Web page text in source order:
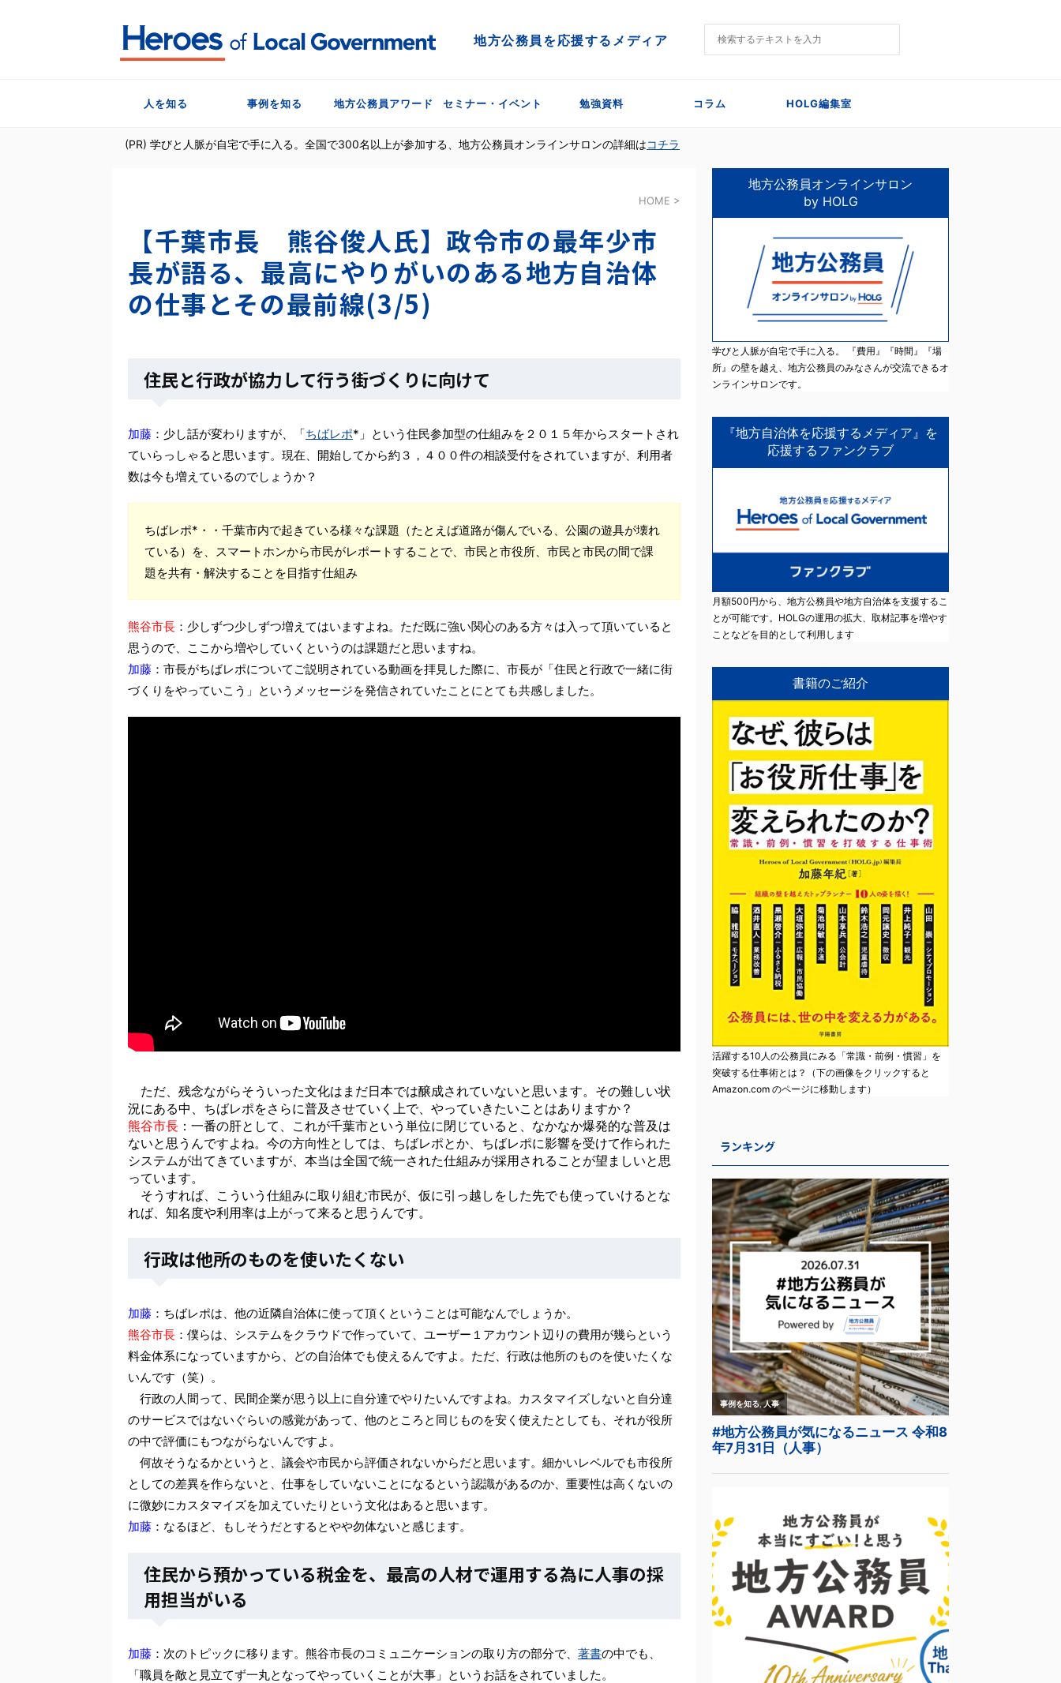
地方公務員を応援するメディア
人を知る 事例を知る 地方公務員アワード セミナー・イベント 勉強資料 コラム HOLG編集室
(PR) 学びと人脈が自宅で手に入る。全国で300名以上が参加する、地方公務員オンラインサロンの詳細はコチラ
HOME >
【千葉市長 熊谷俊人氏】政令市の最年少市
長が語る、最高にやりがいのある地方自治体
の仕事とその最前線(3/5)
住民と行政が協力して行う街づくりに向けて
加藤 ：少し話が変わりますが、「ちばレポ*」という住民参加型の仕組みを２０１５年からスタートされ
ていらっしゃると思います。現在、開始してから約３，４００件の相談受付をされていますが、利用者
数は今も増えているのでしょうか？
ちばレポ*・・千葉市内で起きている様々な課題（たとえば道路が傷んでいる、公園の遊具が壊れ
ている）を、スマートホンから市民がレポートすることで、市民と市役所、市民と市民の間で課
題を共有・解決することを目指す仕組み
熊谷市長 ：少しずつ少しずつ増えてはいますよね。ただ既に強い関心のある方々は入って頂いていると
思うので、ここから増やしていくというのは課題だと思いますね。
加藤 ：市長がちばレポについてご説明されている動画を拝見した際に、市長が「住民と行政で一緒に街
づくりをやっていこう」というメッセージを発信されていたことにとても共感しました。
ただ、残念ながらそういった文化はまだ日本では醸成されていないと思います。その難しい状
況にある中、ちばレポをさらに普及させていく上で、やっていきたいことはありますか？
熊谷市長 ：一番の肝として、これが千葉市という単位に閉じていると、なかなか爆発的な普及は
ないと思うんですよね。今の方向性としては、ちばレポとか、ちばレポに影響を受けて作られた
システムが出てきていますが、本当は全国で統一された仕組みが採用されることが望ましいと思
っています。
そうすれば、こういう仕組みに取り組む市民が、仮に引っ越しをした先でも使っていけるとな
れば、知名度や利用率は上がって来ると思うんです。
行政は他所のものを使いたくない
加藤 ：ちばレポは、他の近隣自治体に使って頂くということは可能なんでしょうか。
熊谷市長 ：僕らは、システムをクラウドで作っていて、ユーザー１アカウント辺りの費用が幾らという
料金体系になっていますから、どの自治体でも使えるんですよ。ただ、行政は他所のものを使いたくな
いんです（笑）。
行政の人間って、民間企業が思う以上に自分達でやりたいんですよね。カスタマイズしないと自分達
のサービスではないぐらいの感覚があって、他のところと同じものを安く使えたとしても、それが役所
の中で評価にもつながらないんですよ。
何故そうなるかというと、議会や市民から評価されないからだと思います。細かいレベルでも市役所
としての差異を作らないと、仕事をしていないことになるという認識があるのか、重要性は高くないの
に微妙にカスタマイズを加えていたりという文化はあると思います。
加藤 ：なるほど、もしそうだとするとやや勿体ないと感じます。
住民から預かっている税金を、最高の人材で運用する為に人事の採
用担当がいる
加藤 ：次のトピックに移ります。熊谷市長のコミュニケーションの取り方の部分で、 著書の中でも、
「職員を敵と見立てず一丸となってやっていくことが大事」というお話をされていました。
地方公務員オンラインサロン
by HOLG
学びと人脈が自宅で手に入る。 『費用』『時間』『場
所』の壁を越え、地方公務員のみなさんが交流できるオ
ンラインサロンです。
『地方自治体を応援するメディア』を
応援するファンクラブ
月額500円から、地方公務員や地方自治体を支援するこ
とが可能です。HOLGの運用の拡大、取材記事を増やす
ことなどを目的として利用します
書籍のご紹介
活躍する10人の公務員にみる「常識・前例・慣習」を
突破する仕事術とは？（下の画像をクリックすると
Amazon.com のページに移動します）
ランキング